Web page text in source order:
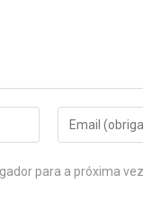
para a próxima